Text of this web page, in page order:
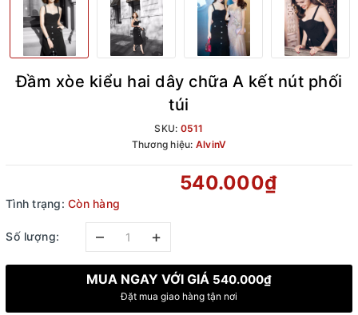
Đầm xòe kiểu hai dây chữa A kết nút phối
túi
SKU: 0511
Thương hiệu: AlvinV
540.000₫
Tình trạng: Còn hàng
Số lượng: – +
MUA NGAY VỚI GIÁ 540.000₫
Đặt mua giao hàng tận nơi